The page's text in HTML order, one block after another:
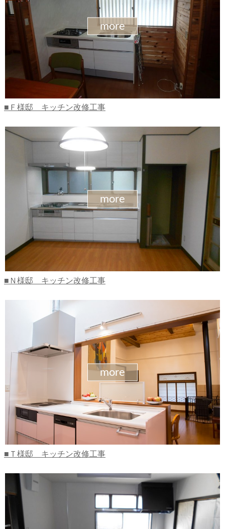
more
Ｆ様邸 キッチン改修工事
more
Ｎ様邸 キッチン改修工事
more
Ｔ様邸 キッチン改修工事